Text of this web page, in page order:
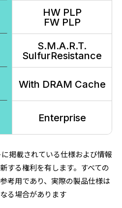
HW PLP
FW PLP
S.M.A.R.T.
SulfurResistance
With DRAM Cache
Enterprise
掲載されている仕様および情報
する権利を有します。 すべての
考用であり、 実際の製品仕様は
る場合があります